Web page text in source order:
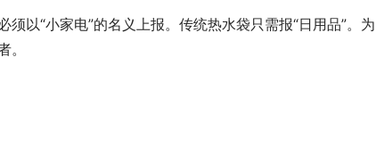
以“小家电”的名义上报。传统热水袋只需报“日用品”。为
。